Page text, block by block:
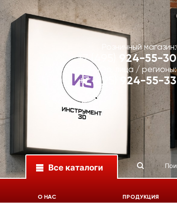
Розничный магазин:
+7 (495) 924-55-30
Юр. лица / регионы:
+7 (495) 924-55-33
Все каталоги
О НАС ПРОДУКЦИЯ